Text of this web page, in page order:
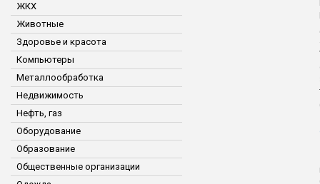
ЖКХ
Животные
Здоровье и красота
Компьютеры
Металлообработка
Недвижимость
Нефть, газ
Оборудование
Образование
Общественные организации